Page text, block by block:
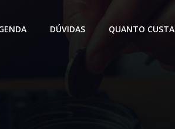
DÚVIDAS QUANTO CUSTA